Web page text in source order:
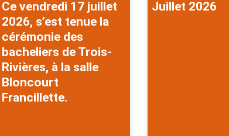
Ce vendredi 17 juillet
2026, s’est tenue la
cérémonie des
bacheliers de Trois-
Rivières, à la salle
Bloncourt
Francillette.
Juillet 2026